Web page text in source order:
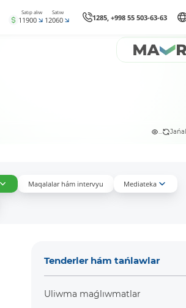
Satıp alıw
11900
Satıw
12060 1285, +998 55 503-63-63
...
Maqalalar hám intervyu
Mediateka
Tenderler hám tańlawlar
Uliwma maǵlıwmatlar